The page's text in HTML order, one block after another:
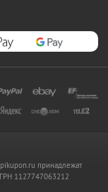
принадлежат
1127747063212